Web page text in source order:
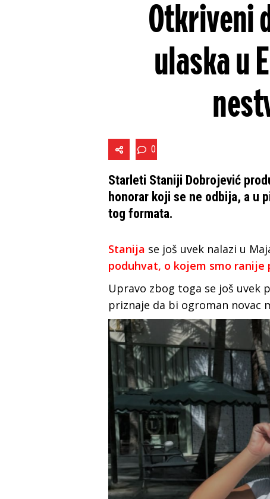
Otkriveni
ulaska u
0
Starleti Staniji Dobrojević
honorar koji se ne odbija, a u
tog formata.
Stanija se još uvek nalazi u
poduhvat, o kojem smo ranije
Upravo zbog toga se još uvek
priznaje da bi ogroman novac